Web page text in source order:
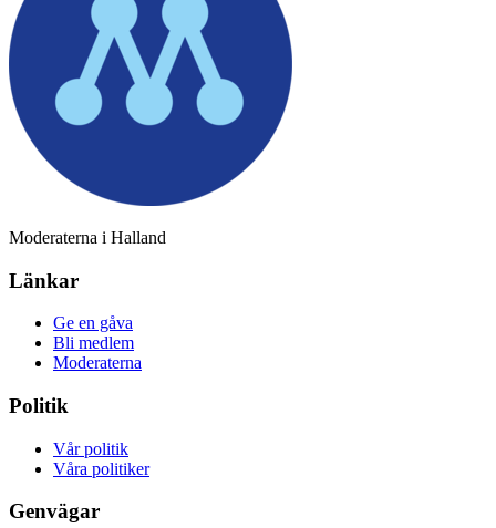
Moderaterna i Halland
Länkar
Ge en gåva
Bli medlem
Moderaterna
Politik
Vår politik
Våra politiker
Genvägar